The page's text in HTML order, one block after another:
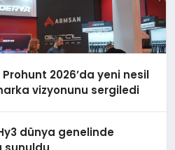
2026’da yeni nesil
vizyonunu sergiledi
dünya genelinde